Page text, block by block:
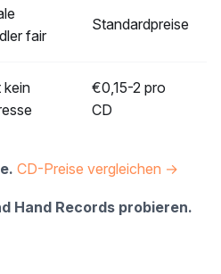
fair
Standardpreise
kein
€0,15-2 pro
CD
CD-Preise vergleichen →
Hand Records probieren.